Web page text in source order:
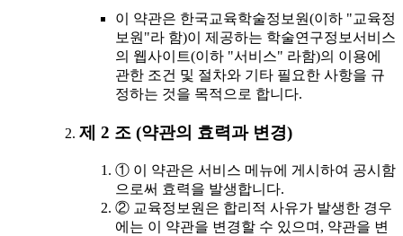
이 약관은 한국교육학술정보원(이하 "교육정
보원"라 함)이 제공하는 학술연구정보서비스
의 웹사이트(이하 "서비스" 라함)의 이용에
관한 조건 및 절차와 기타 필요한 사항을 규
정하는 것을 목적으로 합니다.
제 2 조 (약관의 효력과 변경)
① 이 약관은 서비스 메뉴에 게시하여 공시함
으로써 효력을 발생합니다.
② 교육정보원은 합리적 사유가 발생한 경우
에는 이 약관을 변경할 수 있으며, 약관을 변